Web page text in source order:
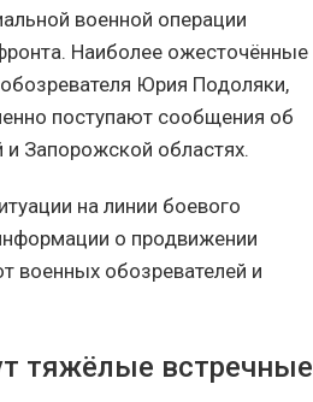
военной операции
Наиболее ожесточённые
Юрия Подоляки,
поступают сообщения об
и Запорожской областях.
на линии боевого
о продвижении
военных обозревателей и
тяжёлые встречные